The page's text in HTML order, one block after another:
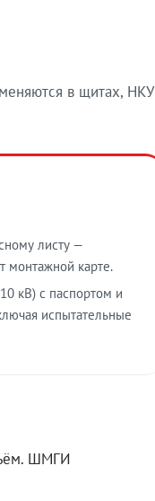
в щитах, НКУ
листу —
монтажной карте.
кВ) с паспортом и
испытательные
ШМГИ